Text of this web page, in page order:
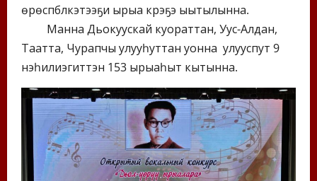
өрөспүүбүлүкэтээҕи ырыа күрэҕэ ыытылынна.
Манна Дьокуускай куораттан, Уус-Алдан,
Таатта, Чурапчы улууһуттан уонна улууспут 9
нэһилиэгиттэн 153 ырыаһыт кытынна.